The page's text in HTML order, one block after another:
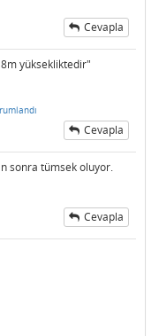
Cevapla
8m yüksekliktedir"
Cevapla
sonra tümsek oluyor.
Cevapla